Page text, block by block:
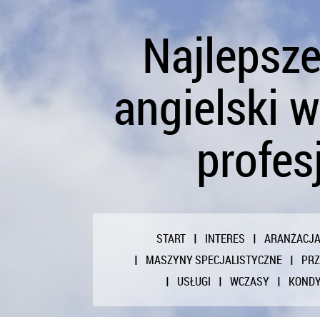
angielski
START INTERES
ARANŻACJA
MASZYNY SPECJALISTYCZNE
USŁUGI
WCZASY